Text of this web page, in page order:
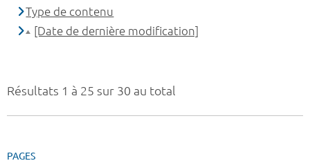
Résultats 1 à 25 sur 30 au total
PAGES
Type de contenu
[Date de dernière modification]